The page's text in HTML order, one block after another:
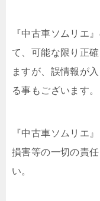
『中古車ソムリエ
て、可能な限り正
ますが、誤情報が
る事もございます。
『中古車ソムリエ
損害等の一切の責
い。